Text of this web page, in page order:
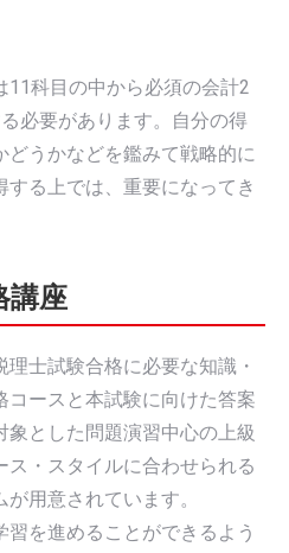
11科目の中から必須の会計2
必要があります。自分の得
うかなどを鑑みて戦略的に
る上では、重要になってき
講座
士試験合格に必要な知識・
ースと本試験に向けた答案
とした問題演習中心の上級
ス・スタイルに合わせられる
用意されています。
習を進めることができるよう